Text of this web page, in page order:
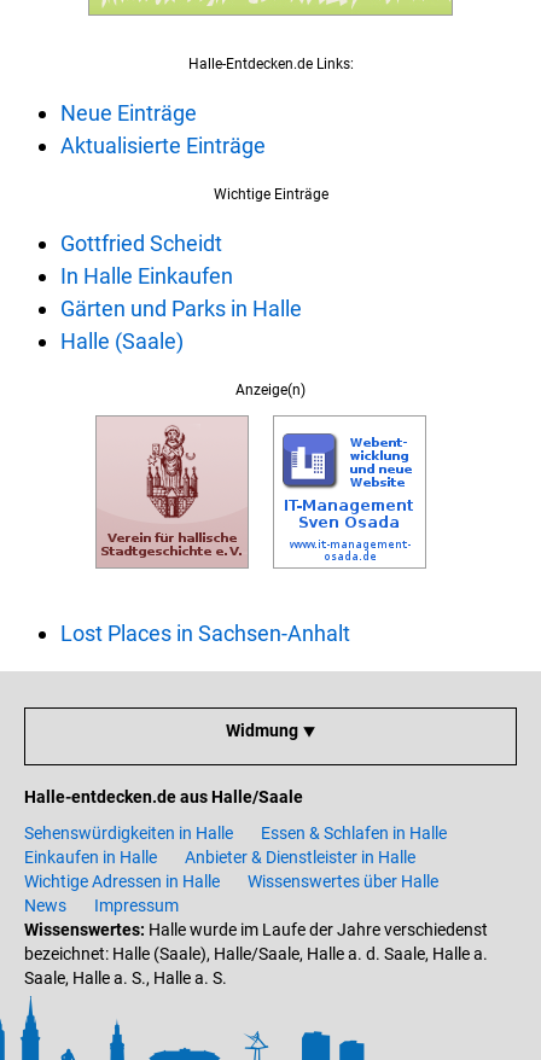
Halle-Entdecken.de Links:
Neue Einträge
Aktualisierte Einträge
Wichtige Einträge
Gottfried Scheidt
In Halle Einkaufen
Gärten und Parks in Halle
Halle (Saale)
Anzeige(n)
Lost Places in Sachsen-Anhalt
Widmung ⯆
Halle-entdecken.de aus Halle/Saale
Sehenswürdigkeiten in Halle
Essen & Schlafen in Halle
Einkaufen in Halle
Anbieter & Dienstleister in Halle
Wichtige Adressen in Halle
Wissenswertes über Halle
News
Impressum
Wissenswertes: Halle wurde im Laufe der Jahre verschiedenst
bezeichnet: Halle (Saale), Halle/Saale, Halle a. d. Saale, Halle a.
Saale, Halle a. S., Halle a. S.